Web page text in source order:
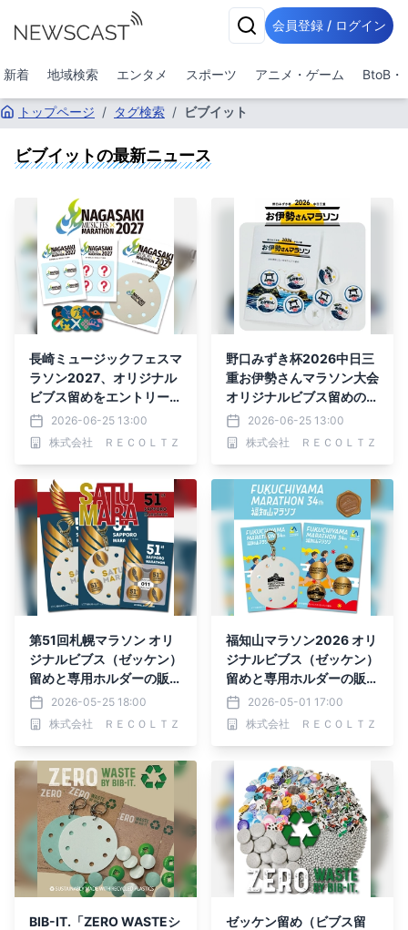
会員登録 / ログイン
新着 地域検索 エンタメ スポーツ アニメ・ゲーム BtoB・
トップページ / タグ検索 / ビブイット
ビブイットの最新ニュース
長崎ミュージックフェスマ
ラソン2027、オリジナル
ビブス留めをエントリー時
オプション販売開始
2026-06-25 13:00
株式会社 ＲＥＣＯＬＴＺ
野口みずき杯2026中日三
重お伊勢さんマラソン大会
オリジナルビブス留めの販
売が決定2026-06-25 13:00
株式会社 ＲＥＣＯＬＴＺ
第51回札幌マラソン オリ
ジナルビブス（ゼッケン）
留めと専用ホルダーの販売
を開始2026-05-25 18:00
株式会社 ＲＥＣＯＬＴＺ
福知山マラソン2026 オリ
ジナルビブス（ゼッケン）
留めと専用ホルダーの販売
を開始2026-05-01 17:00
株式会社 ＲＥＣＯＬＴＺ
BIB-IT.「ZERO WASTEシ
ゼッケン留め（ビブス留